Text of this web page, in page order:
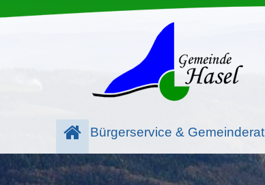
Bürgerservice & Gemeinderat